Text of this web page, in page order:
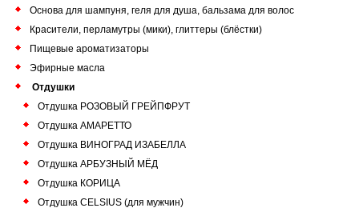
Основа для шампуня, геля для душа, бальзама для волос
Красители, перламутры (мики), глиттеры (блёстки)
Пищевые ароматизаторы
Эфирные масла
Отдушки
Отдушка РОЗОВЫЙ ГРЕЙПФРУТ
Отдушка АМАРЕТТО
Отдушка ВИНОГРАД ИЗАБЕЛЛА
Отдушка АРБУЗНЫЙ МЁД
Отдушка КОРИЦА
Отдушка CELSIUS (для мужчин)